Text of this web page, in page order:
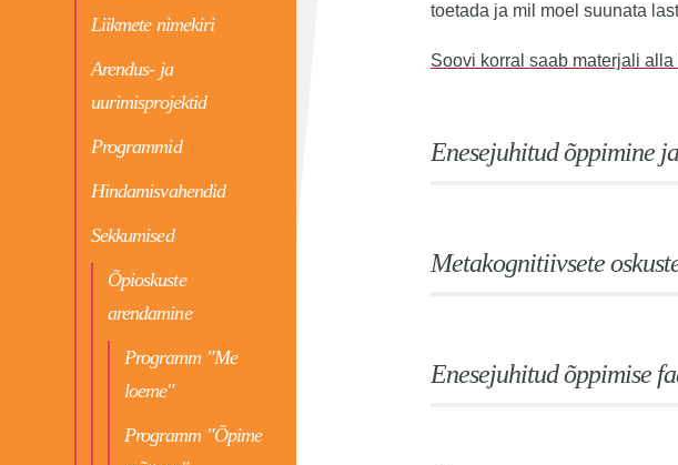
Liikmete nimekiri
Arendus- ja
uurimisprojektid
Programmid
Hindamisvahendid
Sekkumised
Õpioskuste
arendamine
Programm "Me
loeme"
Programm "Õpime
toetada ja mil moel suunata
Soovi korral saab materjali
Enesejuhitud õppimine
Metakognitiivsete
Enesejuhitud õppimise